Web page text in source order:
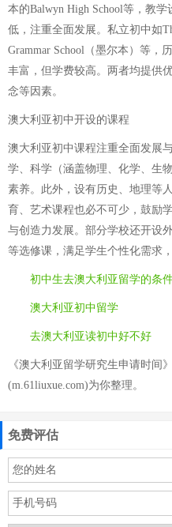
本的Balwyn High School等，教
低，注重全面发展。私立初中如
Grammar School（墨尔本）等，
丰富，但学费较高。两者均提供
念等因素。
澳大利亚初中开设的课程
澳大利亚初中课程注重全面发展
学、科学（涵盖物理、化学、生
素养。此外，设有历史、地理等
育、艺术课程也必不可少，鼓励
与创造力发展。部分学校还开设
等选修课，满足学生个性化需求
初中生去澳大利亚留学的条
澳大利亚初中留学
去澳大利亚读初中好不好
《澳大利亚留学研究生申请时间
(m.61liuxue.com)为你整理。
免费评估